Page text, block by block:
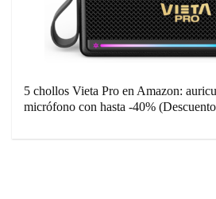
5 chollos Vieta Pro en Amazon:
micrófono con hasta -40%